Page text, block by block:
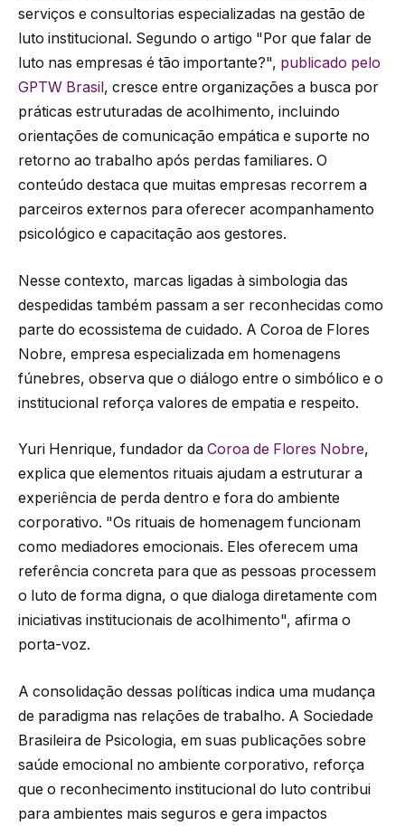
serviços e consultorias especializadas na gestão de
luto institucional. Segundo o artigo "Por que falar de
luto nas empresas é tão importante?", publicado pelo
GPTW Brasil , cresce entre organizações a busca por
práticas estruturadas de acolhimento, incluindo
orientações de comunicação empática e suporte no
retorno ao trabalho após perdas familiares. O
conteúdo destaca que muitas empresas recorrem a
parceiros externos para oferecer acompanhamento
psicológico e capacitação aos gestores.
Nesse contexto, marcas ligadas à simbologia das
despedidas também passam a ser reconhecidas como
parte do ecossistema de cuidado. A Coroa de Flores
Nobre, empresa especializada em homenagens
fúnebres, observa que o diálogo entre o simbólico e o
institucional reforça valores de empatia e respeito.
Yuri Henrique, fundador da Coroa de Flores Nobre,
explica que elementos rituais ajudam a estruturar a
experiência de perda dentro e fora do ambiente
corporativo. "Os rituais de homenagem funcionam
como mediadores emocionais. Eles oferecem uma
referência concreta para que as pessoas processem
o luto de forma digna, o que dialoga diretamente com
iniciativas institucionais de acolhimento", afirma o
porta-voz.
A consolidação dessas políticas indica uma mudança
de paradigma nas relações de trabalho. A Sociedade
Brasileira de Psicologia, em suas publicações sobre
saúde emocional no ambiente corporativo, reforça
que o reconhecimento institucional do luto contribui
para ambientes mais seguros e gera impactos